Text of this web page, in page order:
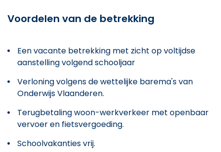
Voordelen van de betrekking
Een vacante betrekking met zicht op voltijdse
aanstelling volgend schooljaar
Verloning volgens de wettelijke barema's van
Onderwijs Vlaanderen.
Terugbetaling woon-werkverkeer met openbaar
vervoer en fietsvergoeding.
Schoolvakanties vrij.